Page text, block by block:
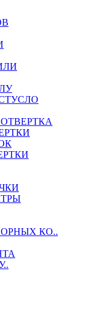
КО..